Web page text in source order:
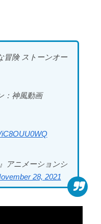
韓国の医療関係者も同じよ
行動したはずだ」【熊本地
by livedoor 相互RSS
スの...
れ場お○ぱいがエ□過ぎ
最...
冒険 ストーンオー
：神風動画
アニメーションシ
28, 2021